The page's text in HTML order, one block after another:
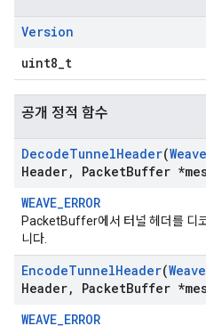
Version
uint8_t
공개 정적 함수
DecodeTunnelHeader(Weave
Header, PacketBuffer
WEAVE_ERROR
PacketBuffer에서 터널 헤더를 디
니다.
EncodeTunnelHeader(Weave
Header, PacketBuffer
WEAVE_ERROR